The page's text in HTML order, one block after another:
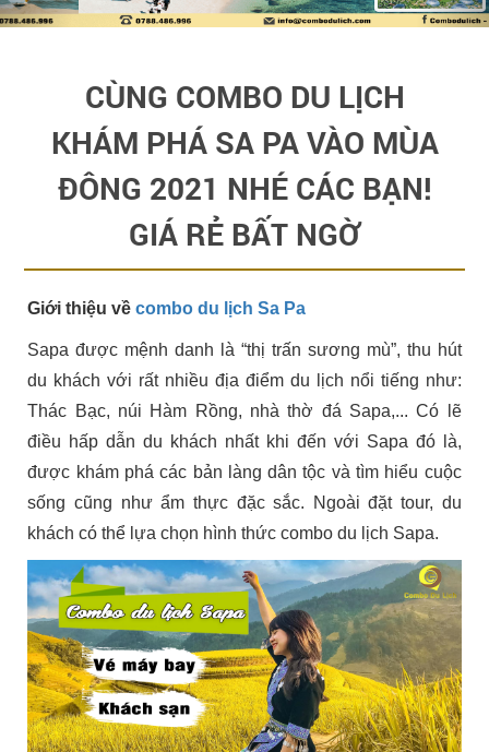
CÙNG COMBO DU LỊCH
KHÁM PHÁ SA PA VÀO MÙA
ĐÔNG 2021 NHÉ CÁC BẠN!
GIÁ RẺ BẤT NGỜ
Giới thiệu vềcombo du lịch Sa Pa
Sapa được mệnh danh là “thị trấn sương mù”, thu hút
du khách với rất nhiều địa điểm du lịch nổi tiếng như:
Thác Bạc, núi Hàm Rồng, nhà thờ đá Sapa,... Có lẽ
điều hấp dẫn du khách nhất khi đến với Sapa đó là,
được khám phá các bản làng dân tộc và tìm hiểu cuộc
sống cũng như ẩm thực đặc sắc. Ngoài đặt tour, du
khách có thể lựa chọn hình thức combo du lịch Sapa.